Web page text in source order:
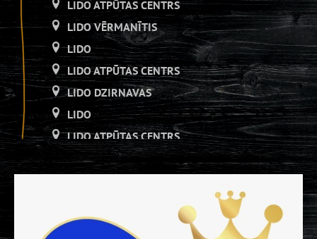
LIDO ATPŪTAS CENTRS
LIDO VĒRMANĪTIS
LIDO
LIDO ATPŪTAS CENTRS
LIDO DZIRNAVAS
LIDO
LIDO ATPŪTAS CENTRS
LIDO DZIRNAVAS
LIDO DZIRNAVAS